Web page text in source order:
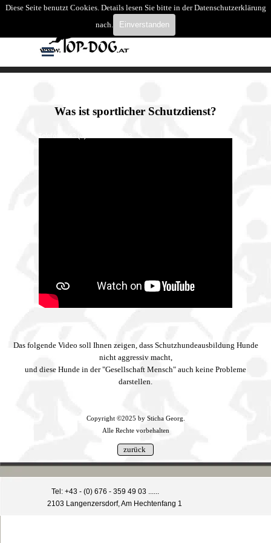
Diese Seite benutzt Cookies. Details lesen Sie bitte in der Datenschutzerklärung
nach.
Einverstanden
Direkt zum Seiteninhalt
Menü überspringen
Suchen
Was ist sportlicher Schutzdienst?
Das folgende Video soll Ihnen zeigen, dass Schutzhundeausbildung Hunde
nicht aggressiv macht,
und diese Hunde in der "Gesellschaft Mensch" auch keine Probleme
darstellen.
Copyright ©2025 by Sticha Georg.
Alle Rechte vorbehalten
Tel: +43 - (0) 676 - 359 49 03 ......
2103 Langenzersdorf, Am Hechtenfang 1